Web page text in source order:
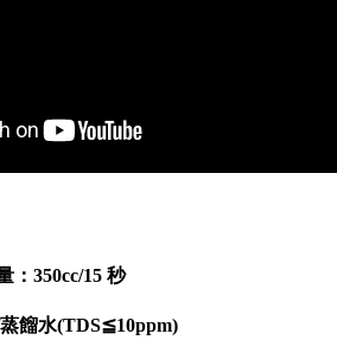
：350cc/15 秒
餾水(TDS≦10ppm)